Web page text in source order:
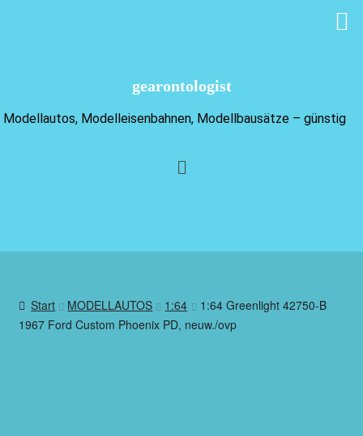
Modellautos, Modelleisenbahnen, Modellbausätze – günstig
Start MODELLAUTOS 1:64
1:64 Greenlight 42750-B
1967 Ford Custom Phoenix PD, neuw./ovp
gearontologist